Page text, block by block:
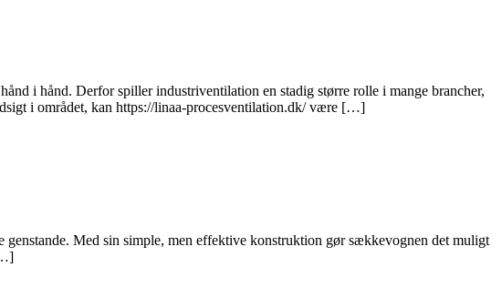
i hånd. Derfor spiller industriventilation en stadig større rolle i mange brancher,
i området, kan https://linaa-procesventilation.dk/ være […]
Med sin simple, men effektive konstruktion gør sækkevognen det muligt